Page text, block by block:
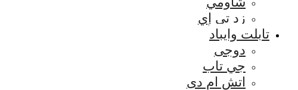
زد تي إي
تابلت وايباد
دوجى
جي تاب
اتش ام دى